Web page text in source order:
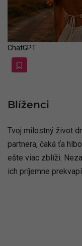
ChatGPT
Blíženci
Tvoj milostný život
partnera, čaká ťa
ešte viac zblíži.
ich príjemne